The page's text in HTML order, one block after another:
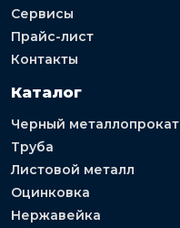
Сервисы
Прайс-лист
Контакты
Каталог
Черный металлопрокат
Труба
Листовой металл
Оцинковка
Нержавейка